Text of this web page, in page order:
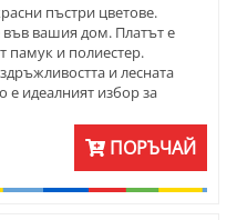
пъстри цветове.
вашия дом. Платът е
памук и полиестер.
и лесната
е идеалният избор за
декорации за дома.
ПОРЪЧАЙ